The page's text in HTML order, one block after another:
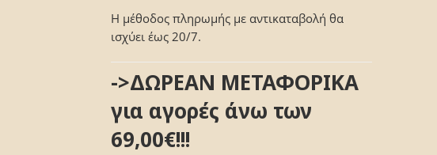
Η μέθοδος πληρωμής με αντικαταβολή θα
ισχύει έως 20/7.
->ΔΩΡΕΑΝ ΜΕΤΑΦΟΡΙΚΑ
για αγορές άνω των
69,00€!!!